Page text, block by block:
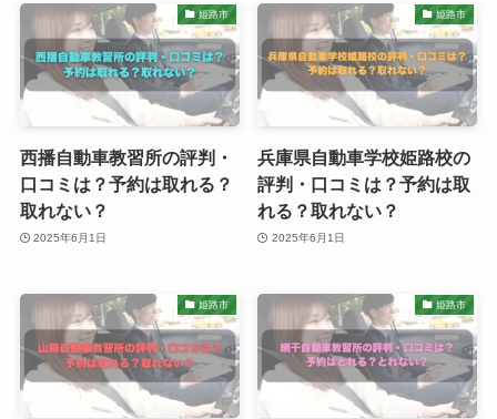
姫路市
西播自動車教習所の評判・
口コミは？予約は取れる？
取れない？
2025年6月1日
姫路市
兵庫県自動車学校姫路校の
評判・口コミは？予約は取
れる？取れない？
2025年6月1日
姫路市 姫路市